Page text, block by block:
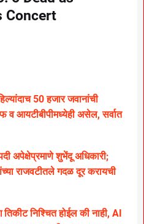
Concert
50 हजार जवानांची
व आयटीबीपीमध्येही असेल, सर्वात
अपेक्षेप्रमाणे शुभेंदू अधिकारी;
राजवटीतले गदळ दूर करायची
निश्चित होईल की नाही, AI